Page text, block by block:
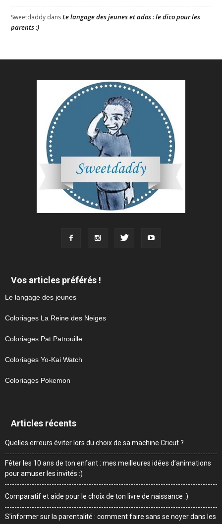
Sweetdaddy dansLe langage des jeunes et ados : le dico pour les
parents :)
Vos articles préférés !
Le langage des jeunes
Coloriages La Reine des Neiges
Coloriages Pat Patrouille
Coloriages Yo-Kai Watch
Coloriages Pokemon
Articles récents
Quelles erreurs éviter lors du choix de sa machine Cricut ?
Fêter les 10 ans de ton enfant : mes meilleures idées d’animations
pour amuser les invités :)
Comparatif et aide pour le choix de ton livre de naissance :)
S’informer sur la parentalité : comment faire sans se noyer dans les